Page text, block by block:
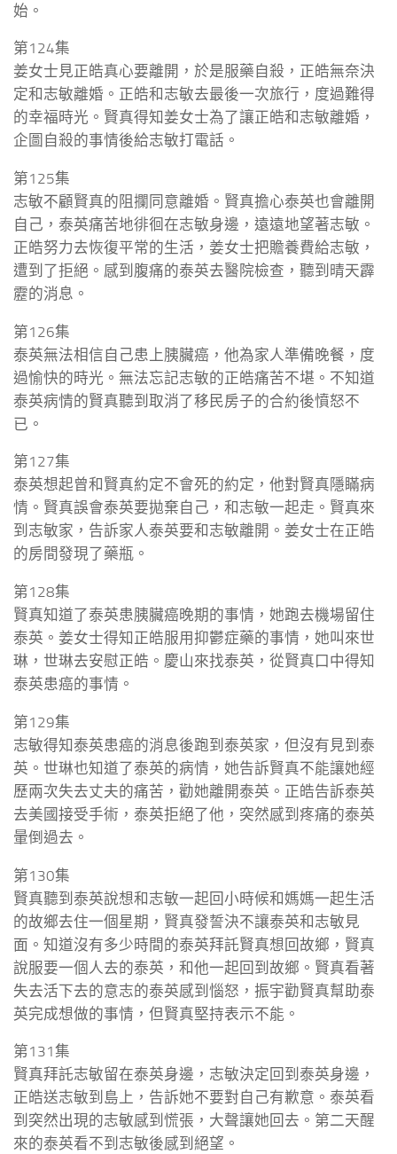
始。
第124集
姜女士見正皓真心要離開，於是服藥自殺，正皓無奈決
定和志敏離婚。正皓和志敏去最後一次旅行，度過難得
的幸福時光。賢真得知姜女士為了讓正皓和志敏離婚，
企圖自殺的事情後給志敏打電話。
第125集
志敏不顧賢真的阻攔同意離婚。賢真擔心泰英也會離開
自己，泰英痛苦地徘徊在志敏身邊，遠遠地望著志敏。
正皓努力去恢復平常的生活，姜女士把贍養費給志敏，
遭到了拒絕。感到腹痛的泰英去醫院檢查，聽到晴天霹
靂的消息。
第126集
泰英無法相信自己患上胰臟癌，他為家人準備晚餐，度
過愉快的時光。無法忘記志敏的正皓痛苦不堪。不知道
泰英病情的賢真聽到取消了移民房子的合約後憤怒不
已。
第127集
泰英想起曾和賢真約定不會死的約定，他對賢真隱瞞病
情。賢真誤會泰英要拋棄自己，和志敏一起走。賢真來
到志敏家，告訴家人泰英要和志敏離開。姜女士在正皓
的房間發現了藥瓶。
第128集
賢真知道了泰英患胰臟癌晚期的事情，她跑去機場留住
泰英。姜女士得知正皓服用抑鬱症藥的事情，她叫來世
琳，世琳去安慰正皓。慶山來找泰英，從賢真口中得知
泰英患癌的事情。
第129集
志敏得知泰英患癌的消息後跑到泰英家，但沒有見到泰
英。世琳也知道了泰英的病情，她告訴賢真不能讓她經
歷兩次失去丈夫的痛苦，勸她離開泰英。正皓告訴泰英
去美國接受手術，泰英拒絕了他，突然感到疼痛的泰英
暈倒過去。
第130集
賢真聽到泰英說想和志敏一起回小時候和媽媽一起生活
的故鄉去住一個星期，賢真發誓決不讓泰英和志敏見
面。知道沒有多少時間的泰英拜託賢真想回故鄉，賢真
說服要一個人去的泰英，和他一起回到故鄉。賢真看著
失去活下去的意志的泰英感到惱怒，振宇勸賢真幫助泰
英完成想做的事情，但賢真堅持表示不能。
第131集
賢真拜託志敏留在泰英身邊，志敏決定回到泰英身邊，
正皓送志敏到島上，告訴她不要對自己有歉意。泰英看
到突然出現的志敏感到慌張，大聲讓她回去。第二天醒
來的泰英看不到志敏後感到絕望。